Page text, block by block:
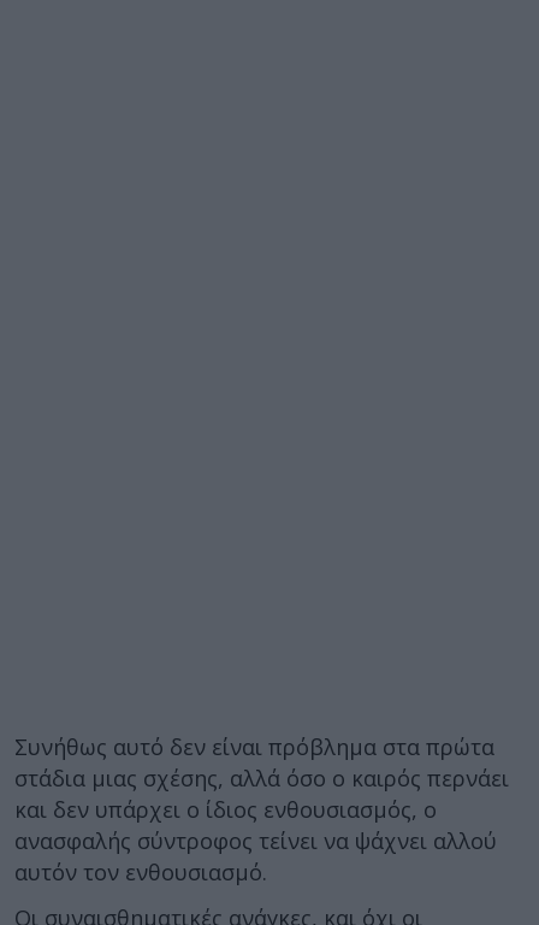
Συνήθως αυτό δεν είναι πρόβλημα στα πρώτα
στάδια μιας σχέσης, αλλά όσο ο καιρός περνάει
και δεν υπάρχει ο ίδιος ενθουσιασμός, ο
ανασφαλής σύντροφος τείνει να ψάχνει αλλού
αυτόν τον ενθουσιασμό.
Οι συναισθηματικές ανάγκες, και όχι οι